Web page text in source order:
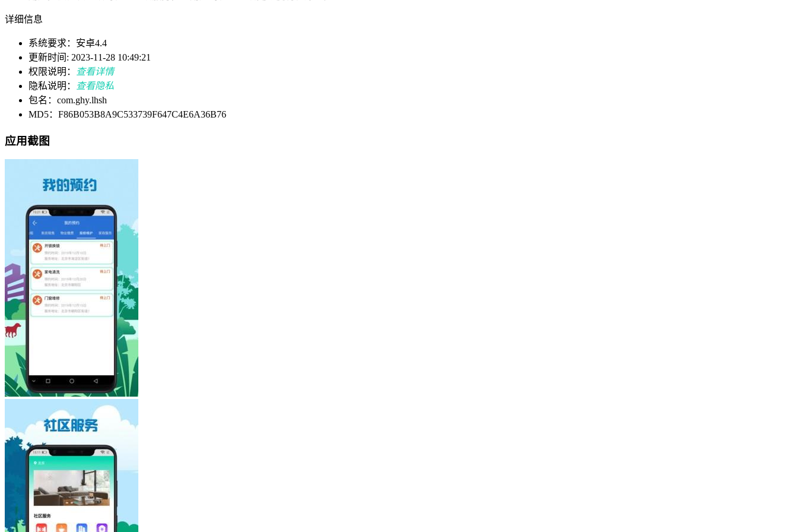
详细信息
系统要求：安卓4.4
更新时间: 2023-11-28 10:49:21
权限说明：
查看详情
隐私说明：
查看隐私
包名：com.ghy.lhsh
MD5：F86B053B8A9C533739F647C4E6A36B76
应用截图